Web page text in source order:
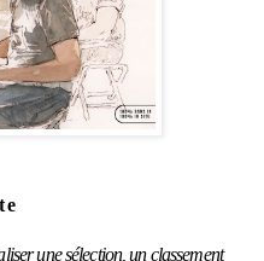
une sélection, un classement